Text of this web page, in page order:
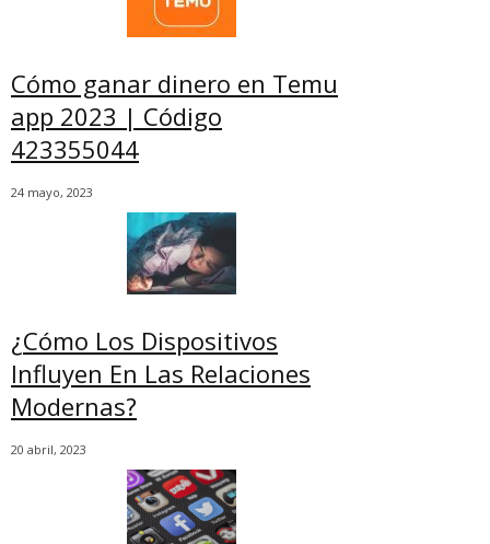
Cómo ganar dinero en Temu
app 2023 | Código
423355044
24 mayo, 2023
¿Cómo Los Dispositivos
Influyen En Las Relaciones
Modernas?
20 abril, 2023